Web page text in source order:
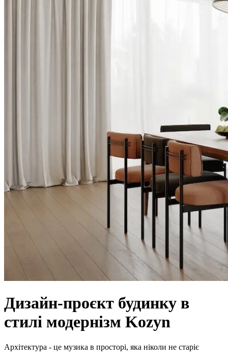
Дизайн-проєкт будинку в
стилі модернізм Kozyn
Архітектура - це музика в просторі, яка ніколи не старіє